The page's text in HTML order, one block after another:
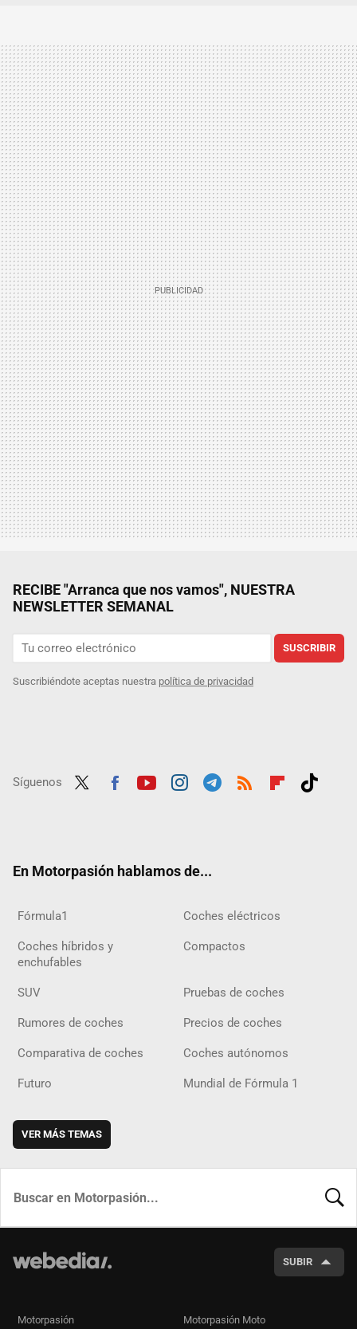
RECIBE "Arranca que nos vamos", NUESTRA
NEWSLETTER SEMANAL
SUSCRIBIR
Suscribiéndote aceptas nuestra política de privacidad
Síguenos
En Motorpasión hablamos de...
Fórmula1 Coches eléctricos
Coches híbridos y
enchufables
Compactos
SUV Pruebas de coches
Rumores de coches Precios de coches
Comparativa de coches Coches autónomos
Futuro Mundial de Fórmula 1
VER MÁS TEMAS
SUBIR
Motorpasión Motorpasión Moto